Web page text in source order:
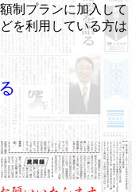
制プランに加入して
を利用している方は